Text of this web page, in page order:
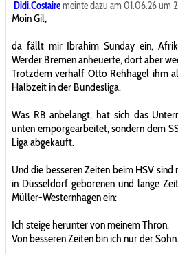
Didi.Costairemeinte dazu am 01.06.26 um
Moin Gil,
da fällt mir Ibrahim Sunday ein,
Werder Bremen anheuerte, dort aber
Trotzdem verhalf Otto Rehhagel ihm
Halbzeit in der Bundesliga.
Was RB anbelangt, hat sich das
unten emporgearbeitet, sondern dem
Liga abgekauft.
Und die besseren Zeiten beim HSV
in Düsseldorf geborenen und lange
Müller-Westernhagen ein:
Ich steige herunter von meinem Thron.
Von besseren Zeiten bin ich nur der Sohn.